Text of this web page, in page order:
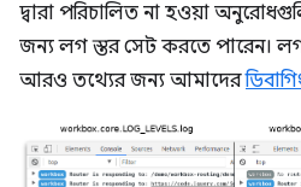
দ্বারা পরিচালিত না হওয়া
জন্য লগ স্তর সেট করতে পারেন।
আরও তথ্যের জন্য আমাদের